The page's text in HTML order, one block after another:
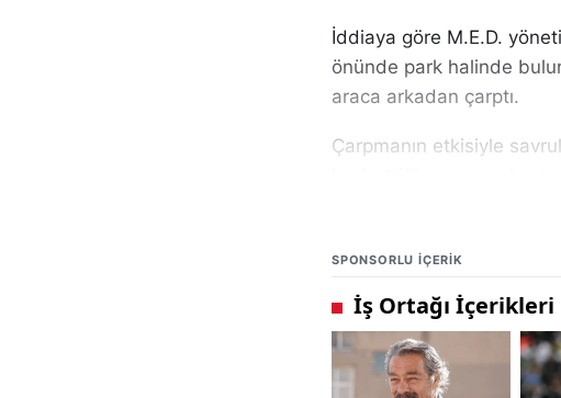
İddiaya göre M.E.D.
önünde park halinde
araca arkadan çarptı.
Çarpmanın etkisiyle
kaybettiği ve aracın
İlk çarpışmanın
yönden gelen E.A.
trafik kazasına neden
Kazanın etkisiyle
vatandaşların durumu
ekipleri yönlendirildi.
SPONSORLU IÇERIK